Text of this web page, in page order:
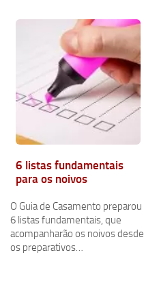
6 listas fundamentais
para os noivos
O Guia de Casamento preparou
6 listas fundamentais, que
acompanharão os noivos desde
os preparativos…